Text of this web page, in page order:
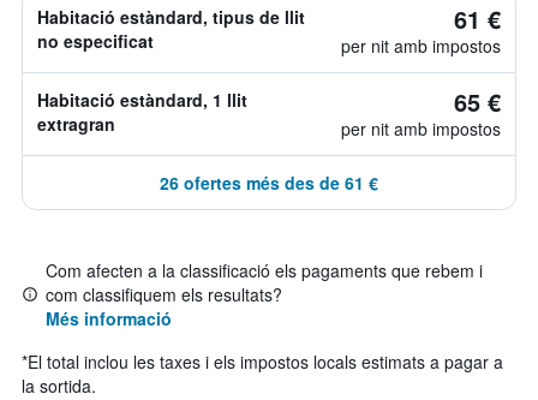
Habitació estàndard, tipus de llit
no especificat
61 €
per nit amb impostos
Habitació estàndard, 1 llit
extragran
65 €
per nit amb impostos
26 ofertes més des de 61 €
Com afecten a la classificació els pagaments que rebem i
com classifiquem els resultats?
Més informació
*El total inclou les taxes i els impostos locals estimats a pagar a
la sortida.